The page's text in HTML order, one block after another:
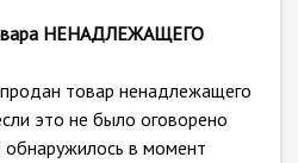
НЕНАДЛЕЖАЩЕГО
товар ненадлежащего
это не было оговорено
в момент